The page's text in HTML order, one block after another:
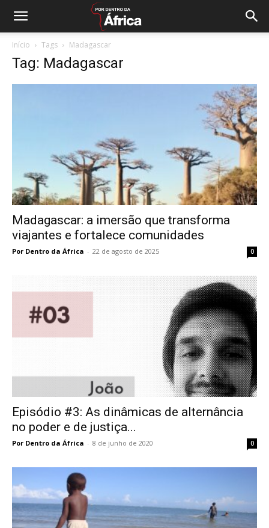
Início Tags Madagascar
Tag: Madagascar
Madagascar: a imersão que transforma
viajantes e fortalece comunidades
Por Dentro da África - 22 de agosto de 2025 0
Episódio #3: As dinâmicas de alternância
no poder e de justiça...
Por Dentro da África - 8 de junho de 2020 0